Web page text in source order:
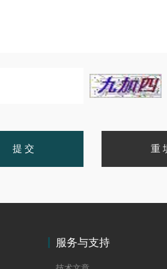
服务与支持